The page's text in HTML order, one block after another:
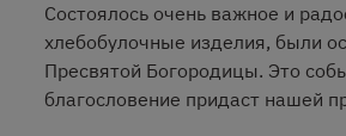
Состоялось очень важное и
хлебобулочные изделия, были
Пресвятой Богородицы. Это
благословение придаст нашей